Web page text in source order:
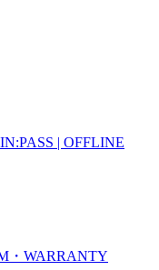
| OFFLINE
・WARRANTY